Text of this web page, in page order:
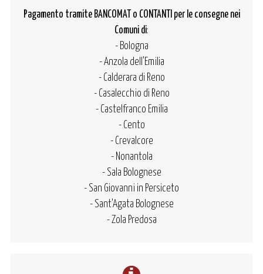
Pagamento tramite BANCOMAT o CONTANTI per le consegne nei
Comuni di:
- Bologna
- Anzola dell'Emilia
- Calderara di Reno
- Casalecchio di Reno
- Castelfranco Emilia
- Cento
- Crevalcore
- Nonantola
- Sala Bolognese
- San Giovanni in Persiceto
- Sant'Agata Bolognese
- Zola Predosa